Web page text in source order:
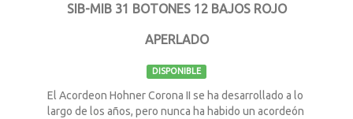
SIB-MIB 31 BOTONES 12 BAJOS ROJO
APERLADO
DISPONIBLE
El Acordeon Hohner Corona II se ha desarrollado a lo
largo de los años, pero nunca ha habido un acordeón